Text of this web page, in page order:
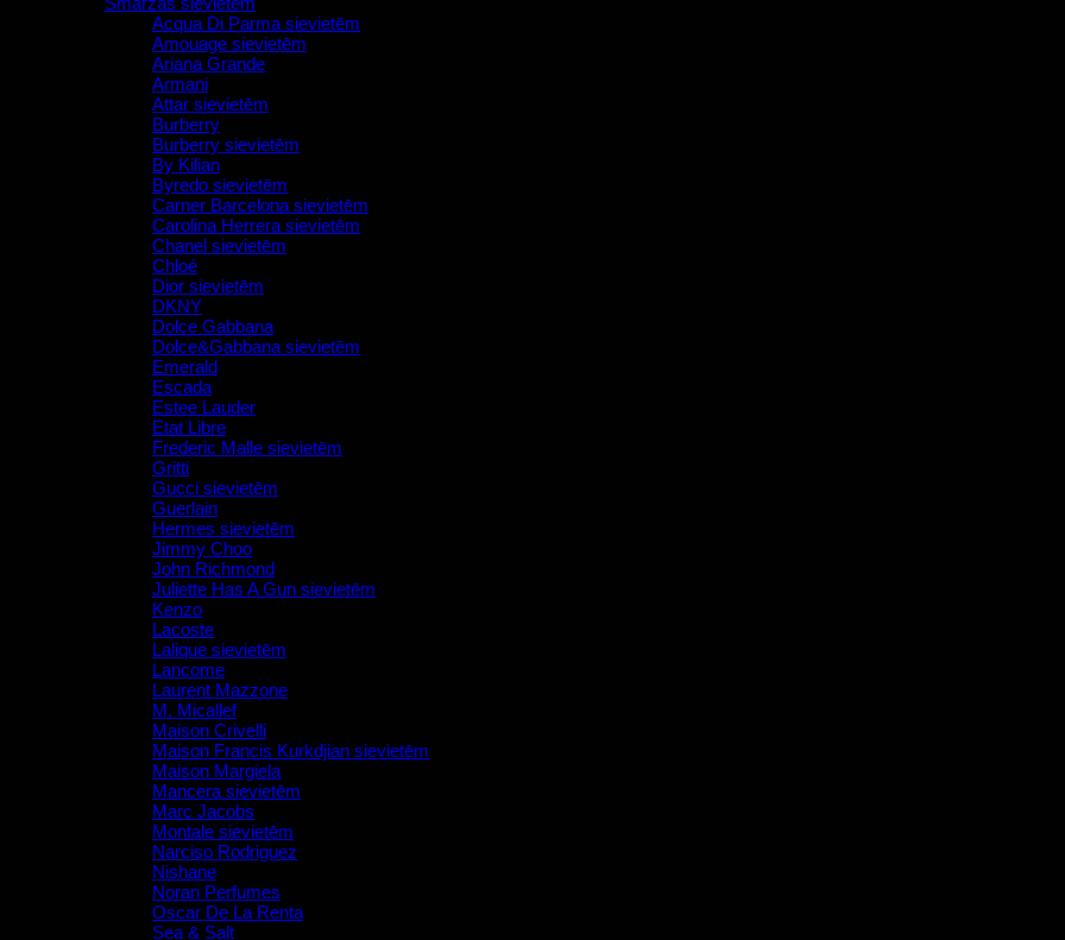
Acqua Di Parma sievietēm
Amouage sievietēm
Ariana Grande
Armani
Attar sievietēm
Burberry
Burberry sievietēm
By Kilian
Byredo sievietēm
Carner Barcelona sievietēm
Carolina Herrera sievietēm
Chanel sievietēm
Chloé
Dior sievietēm
DKNY
Dolce Gabbana
Dolce&Gabbana sievietēm
Emerald
Escada
Estee Lauder
Etat Libre
Frederic Malle sievietēm
Gritti
Gucci sievietēm
Guerlain
Hermes sievietēm
Jimmy Choo
John Richmond
Juliette Has A Gun sievietēm
Kenzo
Lacoste
Lalique sievietēm
Lancome
Laurent Mazzone
M. Micallef
Maison Crivelli
Maison Francis Kurkdjian sievietēm
Maison Margiela
Mancera sievietēm
Marc Jacobs
Montale sievietēm
Narciso Rodriguez
Nishane
Noran Perfumes
Oscar De La Renta
Sea & Salt